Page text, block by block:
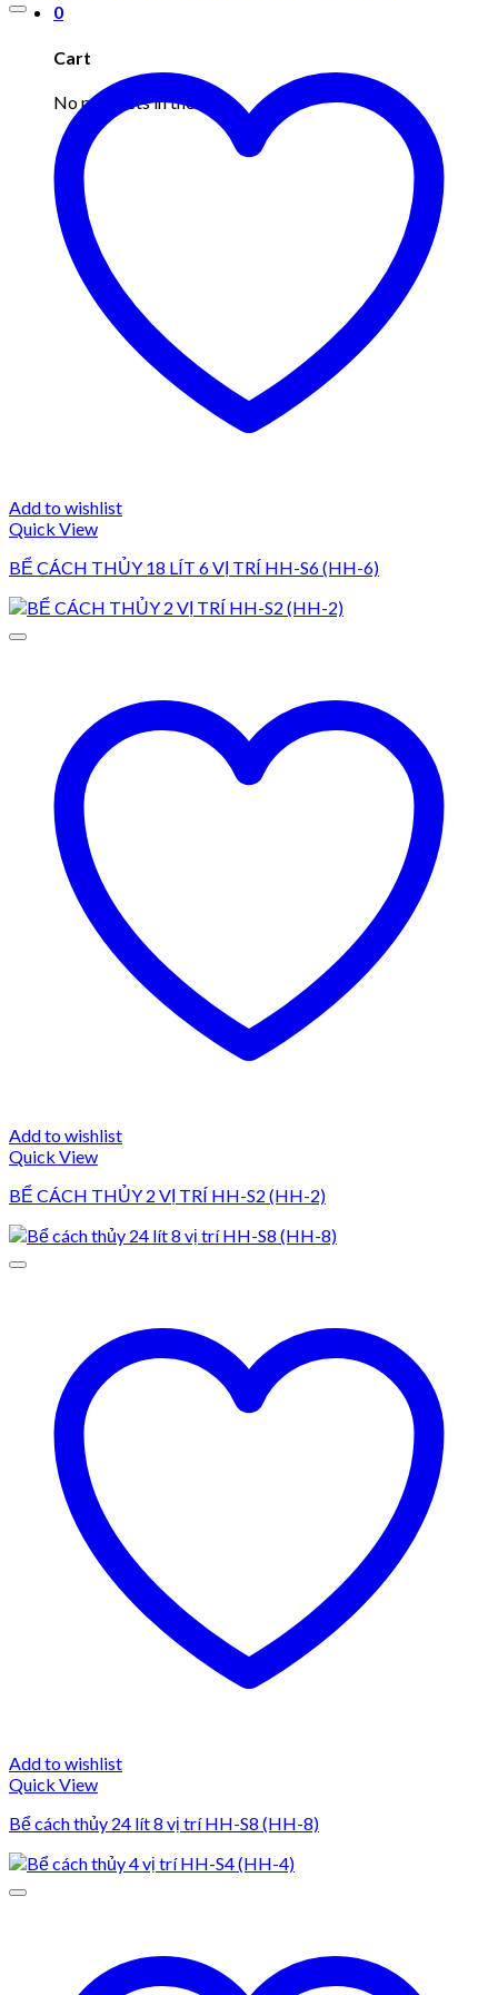
0
Cart
No products in the cart.
Add to wishlist
Quick View
BỂ CÁCH THỦY 18 LÍT 6 VỊ TRÍ HH-S6 (HH-6)
Add to wishlist
Quick View
BỂ CÁCH THỦY 2 VỊ TRÍ HH-S2 (HH-2)
Add to wishlist
Quick View
Bể cách thủy 24 lít 8 vị trí HH-S8 (HH-8)